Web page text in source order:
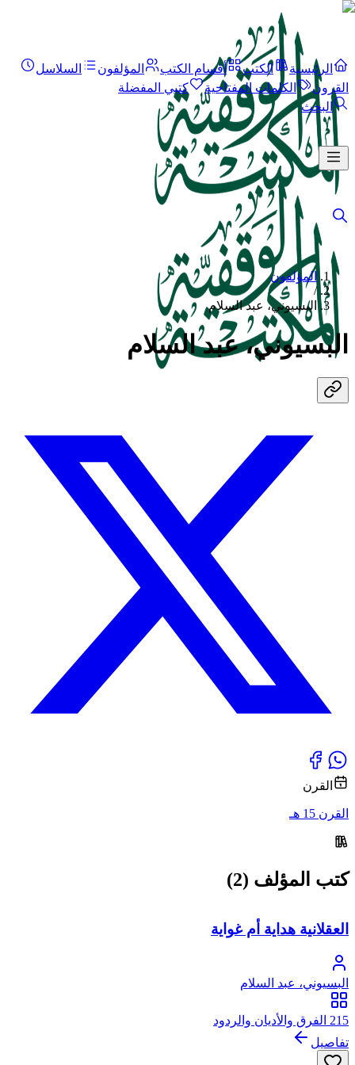
الرئيسية الكتب أقسام الكتب المؤلفون
السلاسل
القرون
الكلمات المفتاحية
كتبي المفضلة
البحث
المؤلفون
/
البسيوني، عبد السلام
البسيوني، عبد السلام
القرن
القرن 15 هـ
كتب المؤلف (2)
العقلانية هداية أم غواية
البسيوني، عبد السلام
215 الفرق والأديان والردود
تفاصيل